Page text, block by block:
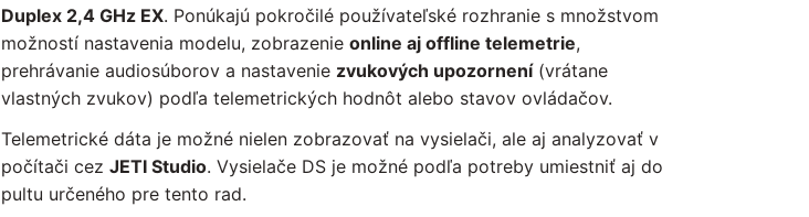
Duplex 2,4 GHz EX. Ponúkajú pokročilé používateľské rozhranie s množstvom
možností nastavenia modelu, zobrazenie online aj offline telemetrie,
prehrávanie audiosúborov a nastavenie zvukových upozornení(vrátane
vlastných zvukov) podľa telemetrických hodnôt alebo stavov ovládačov.
Telemetrické dáta je možné nielen zobrazovať na vysielači, ale aj analyzovať v
počítači cez JETI Studio. Vysielače DS je možné podľa potreby umiestniť aj do
pultu určeného pre tento rad.